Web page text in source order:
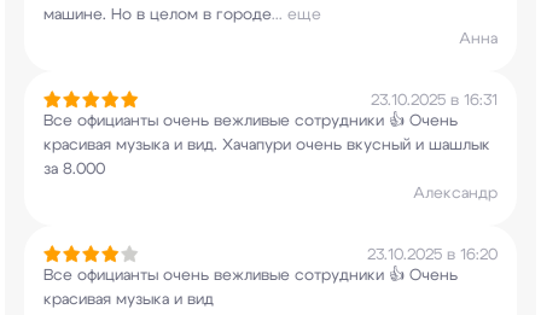
машине. Но в целом в городе... еще
Анна
23.10.2025 в 16:31
Все официанты очень вежливые сотрудники 👍 Очень
красивая музыка и вид. Хачапури очень вкусный и шашлык
за 8.000
Александр
23.10.2025 в 16:20
Все официанты очень вежливые сотрудники 👍 Очень
красивая музыка и вид